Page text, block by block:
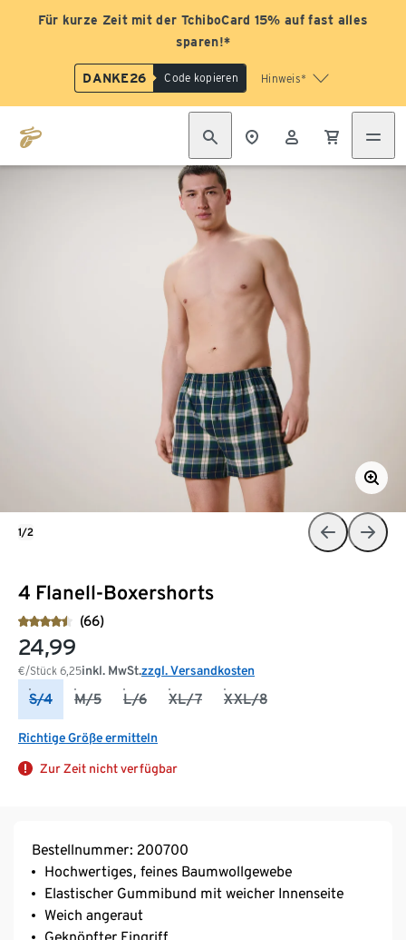
Für kurze Zeit mit der TchiboCard 15% auf fast alles
sparen!*
DANKE26 Code kopieren Hinweis*
4 Flanell-Boxershorts
(66)
24,99
€/Stück 6,25inkl. MwSt.zzgl. Versandkosten
S/4 M/5 L/6 XL/7 XXL/8
Richtige Größe ermitteln
Zur Zeit nicht verfügbar
1/2
Bestellnummer: 200700
Hochwertiges, feines Baumwollgewebe
Elastischer Gummibund mit weicher Innenseite
Weich angeraut